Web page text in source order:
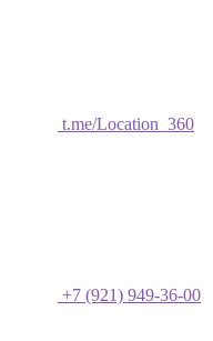
t.me/Location_360
+7 (921) 949-36-00